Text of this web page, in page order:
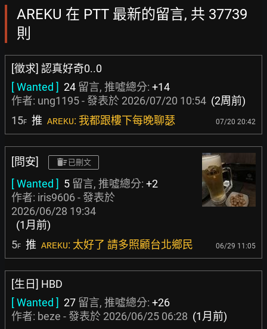
AREKU 在 PTT 最新的留言, 共 37739
則
[徵求] 認真好奇0..0
[ Wanted ] 24 留言, 推噓總分: +14
作者: ung1195- 發表於 2026/07/20 10:54 (2周前)
15F 推 AREKU: 我都跟樓下每晚聊瑟 07/20 20:42
[問安] 已刪文
[ Wanted ] 5 留言, 推噓總分: +2
作者: iris9606- 發表於
2026/06/28 19:34
(1月前)
5F 推 AREKU: 太好了 請多照顧台北鄉民 06/29 11:05
[生日] HBD
[ Wanted ] 27 留言, 推噓總分: +26
作者: beze - 發表於 2026/06/25 06:28 (1月前)